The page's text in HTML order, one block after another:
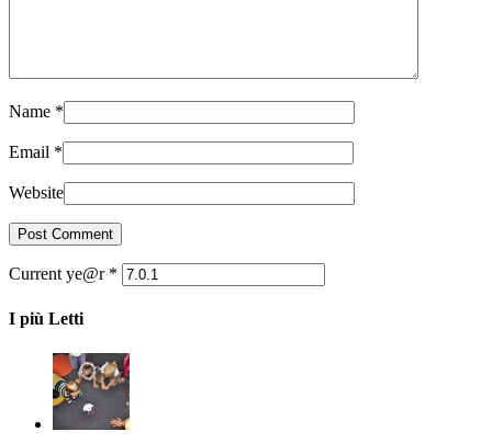
Name *
Email *
Website
Current ye@r *
I più Letti